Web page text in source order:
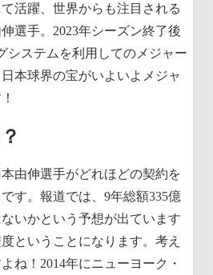
活躍、世界からも注目される
選手。2023年シーズン終了後
システムを利用してのメジャー
本球界の宝がいよいよメジャ
由伸選手がどれほどの契約を
す。報道では、9年総額335億
いかという予想が出ています
ということになります。考え
ね！2014年にニューヨーク・